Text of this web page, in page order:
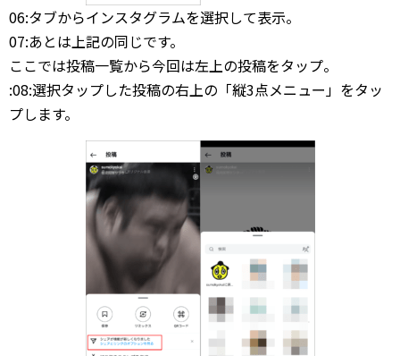
06:タブからインスタグラムを選択して表示。
07:あとは上記の同じです。
ここでは投稿一覧から今回は左上の投稿をタップ。
:08:選択タップした投稿の右上の「縦3点メニュー」をタッ
プします。